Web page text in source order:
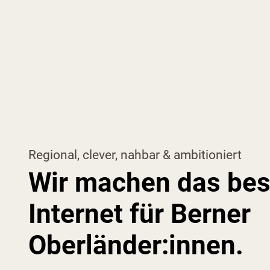
Regional, clever, nahbar & ambitioniert
Wir machen das
Internet für Berner
Oberländer:innen.